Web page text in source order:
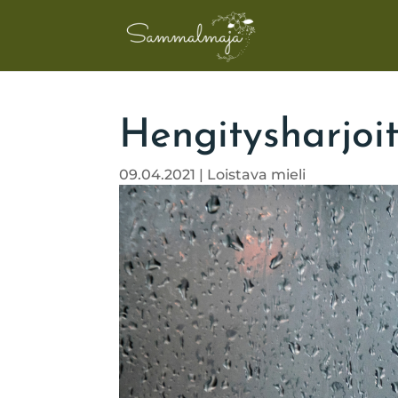
09.04.2021 | Loistava mieli